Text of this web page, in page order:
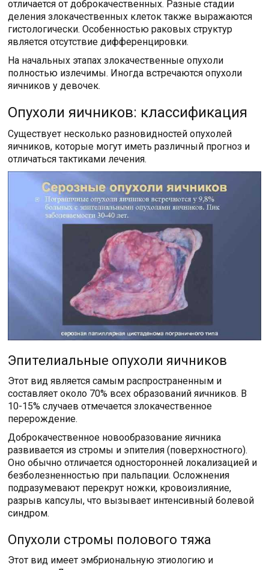
отличается от доброкачественных. Разные стадии
деления злокачественных клеток также выражаются
гистологически. Особенностью раковых структур
является отсутствие дифференцировки.
На начальных этапах злокачественные опухоли
полностью излечимы. Иногда встречаются опухоли
яичников у девочек.
Опухоли яичников: классификация
Существует несколько разновидностей опухолей
яичников, которые могут иметь различный прогноз и
отличаться тактиками лечения.
Эпителиальные опухоли яичников
Этот вид является самым распространенным и
составляет около 70% всех образований яичников. В
10-15% случаев отмечается злокачественное
перерождение.
Доброкачественное новообразование яичника
развивается из стромы и эпителия (поверхностного).
Оно обычно отличается односторонней локализацией и
безболезненностью при пальпации. Осложнения
подразумевают перекрут ножки, кровоизлияние,
разрыв капсулы, что вызывает интенсивный болевой
синдром.
Опухоли стромы полового тяжа
Этот вид имеет эмбриональную этиологию и